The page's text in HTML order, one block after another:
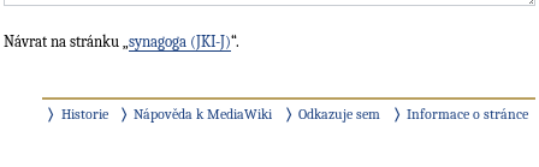
Návrat na stránku „ synagoga (JKI-J)“.
Historie Nápověda k MediaWiki Odkazuje sem Informace o stránce